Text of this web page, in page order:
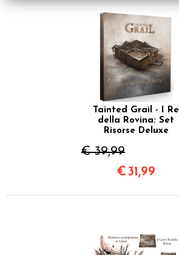
Tainted Grail - I Re
della Rovina: Set
Risorse Deluxe
€ 39,99
€31,99